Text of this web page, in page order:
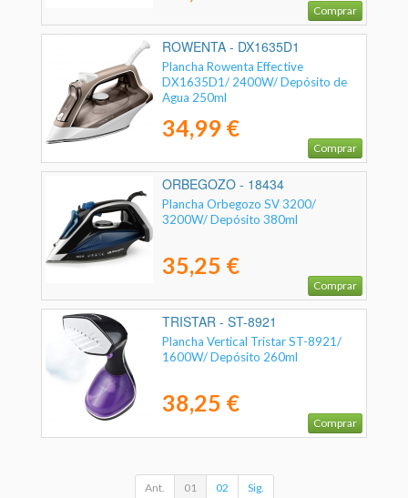
Comprar
ROWENTA - DX1635D1
Plancha Rowenta Effective
DX1635D1/ 2400W/ Depósito de
Agua 250ml
34,99 €
Comprar
ORBEGOZO - 18434
Plancha Orbegozo SV 3200/
3200W/ Depósito 380ml
35,25 €
Comprar
TRISTAR - ST-8921
Plancha Vertical Tristar ST-8921/
1600W/ Depósito 260ml
38,25 €
Comprar
Ant. 01 02 Sig.